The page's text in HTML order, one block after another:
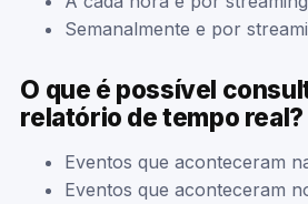
Semanalmente e por
O que é possível
relatório de tempo real?
Eventos que aconteceram
Eventos que aconteceram